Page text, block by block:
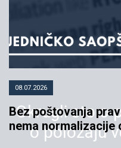
Okrugli sto o
o položaju
08.07.2026
Bez poštovanja
nema normalizacije